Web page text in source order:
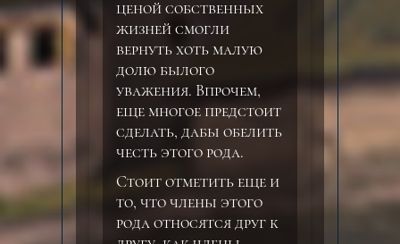
ценой собственных
жизней смогли
вернуть хоть малую
долю былого
уважения. Впрочем,
еще многое предстоит
сделать, дабы обелить
честь этого рода.
Стоит отметить еще и
то, что члены этого
рода относятся друг к